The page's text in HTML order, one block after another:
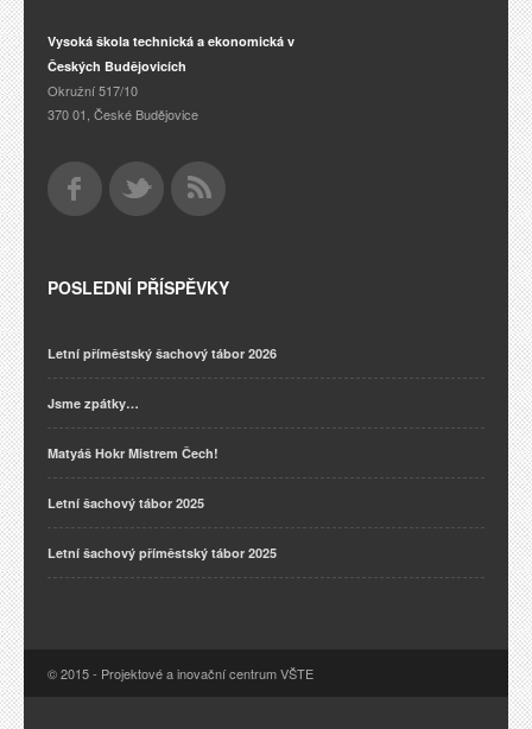
Vysoká škola technická a ekonomická v
Českých Budějovicích
Okružní 517/10
370 01, České Budějovice
POSLEDNÍ PŘÍSPĚVKY
Letní příměstský šachový tábor 2026
Jsme zpátky…
Matyáš Hokr Mistrem Čech!
Letní šachový tábor 2025
Letní šachový příměstský tábor 2025
© 2015 - Projektové a inovační centrum VŠTE